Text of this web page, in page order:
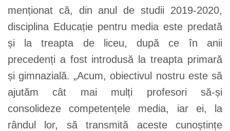
menționat că, din anul de studii 2019-2020,
disciplina Educație pentru media este predată
și la treapta de liceu, după ce în anii
precedenți a fost introdusă la treapta primară
și gimnazială. „Acum, obiectivul nostru este să
ajutăm cât mai mulți profesori să-și
consolideze competențele media, iar ei, la
rândul lor, să transmită aceste cunoștințe